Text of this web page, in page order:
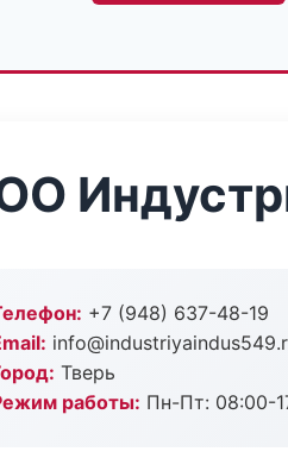
+7 (948) 637-48-19
Тверь
работы: Пн-Пт: 08:00-